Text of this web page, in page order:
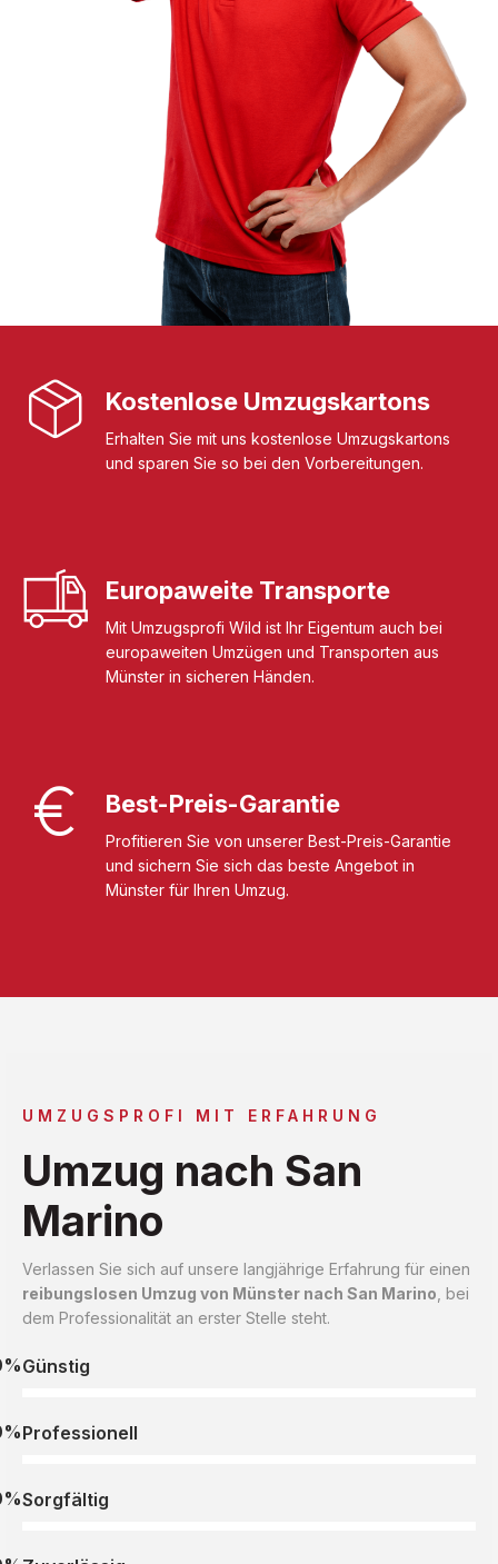
Kostenlose Umzugskartons
Erhalten Sie mit uns kostenlose Umzugskartons
und sparen Sie so bei den Vorbereitungen.
Europaweite Transporte
Mit Umzugsprofi Wild ist Ihr Eigentum auch bei
europaweiten Umzügen und Transporten aus
Münster in sicheren Händen.
Best-Preis-Garantie
Profitieren Sie von unserer Best-Preis-Garantie
und sichern Sie sich das beste Angebot in
Münster für Ihren Umzug.
UMZUGSPROFI MIT ERFAHRUNG
Umzug nach San
Marino
Verlassen Sie sich auf unsere langjährige Erfahrung für einen
reibungslosen Umzug von Münster nach San Marino , bei
dem Professionalität an erster Stelle steht.
Günstig
Professionell
Sorgfältig